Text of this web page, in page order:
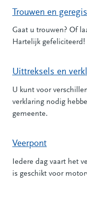
Trouwen en
Gaat u trouwen? Of
Hartelijk gefeliciteerd!
Uittreksels en
U kunt voor
verklaring nodig
gemeente.
Veerpont
Iedere dag vaart het
is geschikt voor